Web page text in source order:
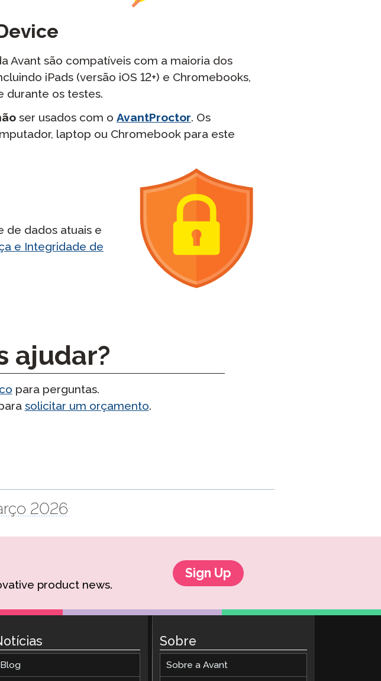
Avant são compatíveis com a maioria dos
iPads (versão iOS 12+) e Chromebooks,
durante os testes.
ser usados com o AvantProctor. Os
laptop ou Chromebook para este
de dados atuais e
e Integridade de
ajudar?
para perguntas.
solicitar um orçamento.
2026
product news.
Sign Up
Blog
Sobre
Sobre a Avant